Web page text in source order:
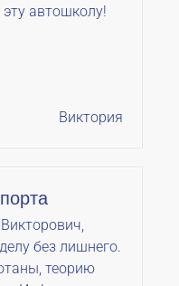
автошколу!
Виктория
без лишнего.
теорию